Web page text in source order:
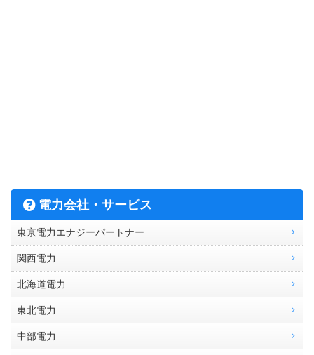
電力会社・サービス
東京電力エナジーパートナー
関西電力
北海道電力
東北電力
中部電力